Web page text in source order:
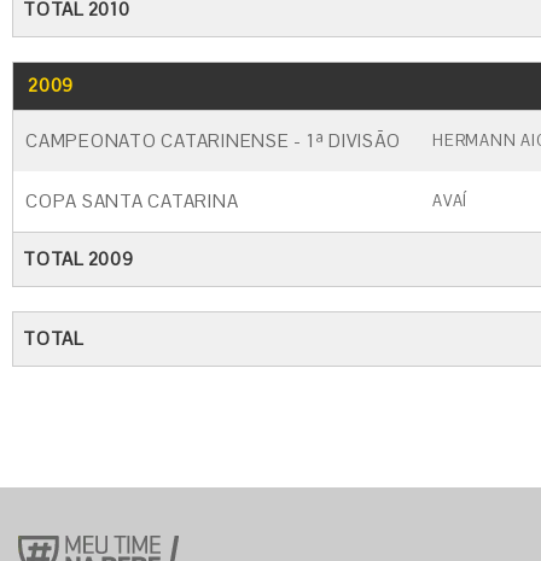
TOTAL 2010
2009
CAMPEONATO CATARINENSE - 1ª DIVISÃO HERMANN
COPA SANTA CATARINA AVAÍ
TOTAL 2009
TOTAL